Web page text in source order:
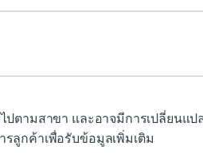
ปตามสาขา และอาจมีการเปลี่ยนแ
ลูกค้าเพื่อรับข้อมูลเพิ่มเติม